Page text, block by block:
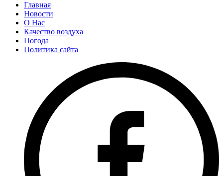
Главная
Новости
О Нас
Качество воздуха
Погода
Политика сайта